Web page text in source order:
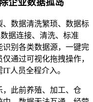
企业数据孤岛
数据清洗繁琐、数据标
据连接、清洗、标准
别各类数据源，一键完
通过可视化拖拽操作，
人员全程介入。
此前养殖、加工、仓